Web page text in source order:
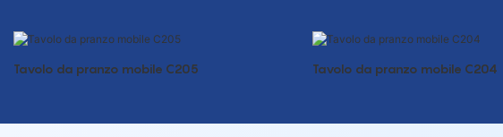
Tavolo da pranzo mobile C205 Tavolo da pranzo mobile C204